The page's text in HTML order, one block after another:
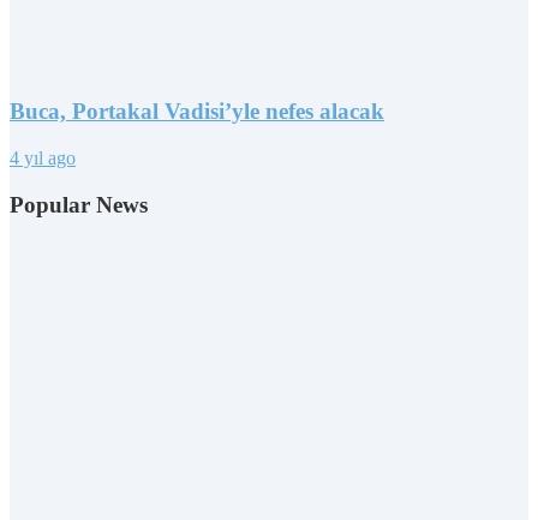
Buca, Portakal Vadisi’yle nefes alacak
4 yıl ago
Popular News